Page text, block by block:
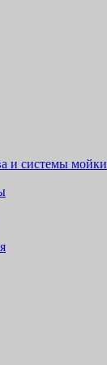
и системы мойки